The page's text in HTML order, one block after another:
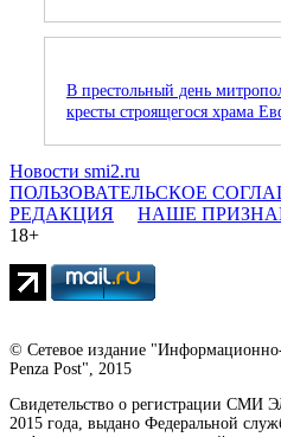
В престольный день
кресты строящегося храма
Новости smi2.ru
ПОЛЬЗОВАТЕЛЬСКОЕ
РЕДАКЦИЯ
НАШЕ
18+
© Сетевое издание
Penza Post", 2015
Свидетельство о регистрации СМИ
2015 года, выдано Федеральной